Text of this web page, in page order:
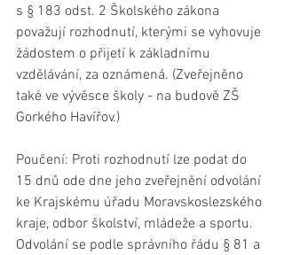
s § 183 odst. 2 Školského zákona
považují rozhodnutí, kterými se vyhovuje
žádostem o přijetí k základnímu
vzdělávání, za oznámená. (Zveřejněno
také ve vývěsce školy - na budově ZŠ
Gorkého Havířov.)
Poučení: Proti rozhodnutí lze podat do
15 dnů ode dne jeho zveřejnění odvolání
ke Krajskému úřadu Moravskoslezského
kraje, odbor školství, mládeže a sportu.
Odvolání se podle správního řádu § 81 a